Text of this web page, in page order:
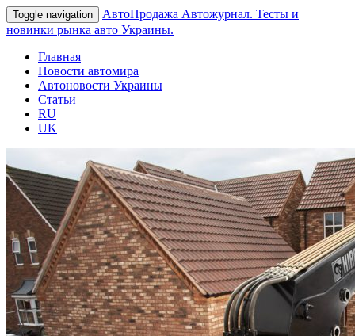
Toggle navigation АвтоПродажа Автожурнал. Тесты и
новинки рынка авто Украины.
Главная
Новости автомира
Автоновости Украины
Статьи
RU
UK